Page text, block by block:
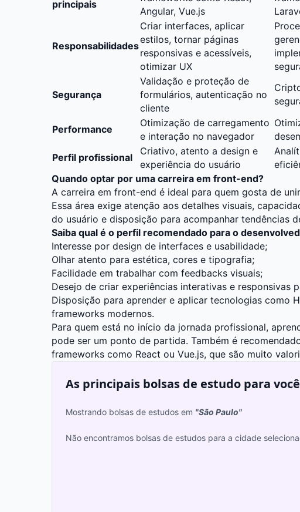
principais
Angular, Vue.js
Responsabilidades
Criar interfaces, aplicar
estilos, tornar páginas
responsivas e acessíveis,
otimizar UX
Segurança
Validação e proteção de
formulários, autenticação no
cliente
Performance
Otimização de carregamento
e interação no navegador
Perfil profissional
Criativo, atento a design e
experiência do usuário
Quando optar por uma carreira em front-end?
A carreira em front-end é ideal para quem gosta de
Essa área exige atenção aos detalhes visuais,
do usuário e disposição para acompanhar tendências
Saiba qual é o perfil recomendado para o
Interesse por design de interfaces e usabilidade;
Olhar atento para estética, cores e tipografia;
Facilidade em trabalhar com feedbacks visuais;
Desejo de criar experiências interativas e responsivas
Disposição para aprender e aplicar tecnologias como
frameworks modernos.
Para quem está no início da jornada profissional,
pode ser um ponto de partida. Também é
frameworks como React ou Vue.js, que são muito
As principais bolsas de estudo para
Mostrando bolsas de estudos em "São Paulo"
Não encontramos bolsas de estudos para a cidade